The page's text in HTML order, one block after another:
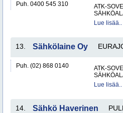
Puh. 0400 545 310
ATK-
Lue lisää..
13. Sähkölaine Oy
Puh. (02) 868 0140
ATK-
Lue lisää..
14. Sähkö Haverinen